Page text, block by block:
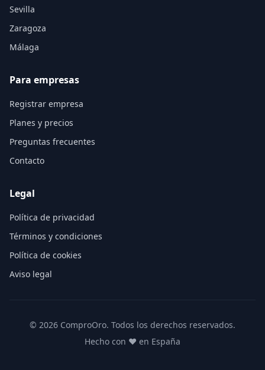
Sevilla
Zaragoza
Málaga
Para empresas
Registrar empresa
Planes y precios
Preguntas frecuentes
Contacto
Legal
Política de privacidad
Términos y condiciones
Política de cookies
Aviso legal
© 2026 ComproOro. Todos los derechos reservados.
Hecho con ❤️ en España